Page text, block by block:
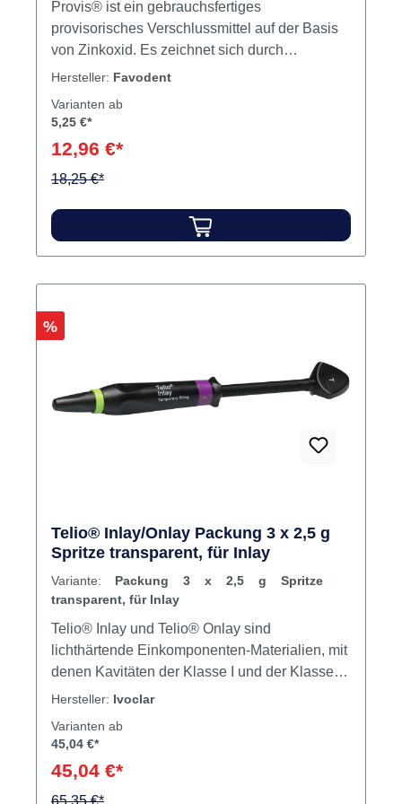
beschädigen Vorgemischt Optimale
Fließfähigkeiten: läuft nicht aus, ist
selbstnivellierend aufgrund der Fließstruktur
Inhalt 4 x 12 ml Spritze20 Black Mini Tips1
Provis® ist ein gebrauchsfertiges
provisorisches Verschlussmittel auf der Basis
von Zinkoxid. Es zeichnet sich durch
geschmeidige Konsistenz, sicheren
Hersteller: Favodent
Varianten ab
5,25 €*
12,96 €*
18,25 €*
Rabatt
%
Telio® Inlay/Onlay Packung 3 x 2,5 g
Spritze transparent, für Inlay
Variante: Packung 3 x 2,5 g Spritze
transparent, für Inlay
Telio® Inlay und Telio® Onlay sind
lichthärtende Einkomponenten-Materialien, mit
denen Kavitäten der Klasse I und der Klasse II
temporär versorgt werden können – und zwar
provisorischen Zements. Telio® Inlay und
bisher umfassendste Produkt-System für die
Hersteller: Ivoclar
Varianten ab
45,04 €*
45,04 €*